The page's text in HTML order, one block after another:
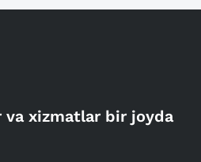
va xizmatlar bir joyda